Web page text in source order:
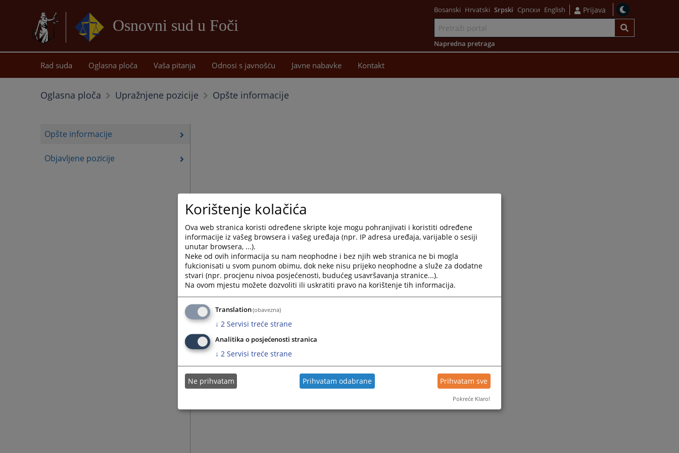
Osnovni sud u Foči
sadržaj
Bosanski Hrvatski Srpski Српски English Prijava
Napredna pretraga
Rad suda Oglasna ploča Vaša pitanja Odnosi s javnošću Javne nabavke Kontakt
Oglasna ploča Upražnjene pozicije Opšte informacije
Opšte informacije
Objavljene pozicije
Korištenje kolačića
Ova web stranica koristi određene skripte koje mogu pohranjivati i koristiti određene
informacije iz vašeg browsera i vašeg uređaja (npr. IP adresa uređaja, varijable o sesiji
unutar browsera, ...).
Neke od ovih informacija su nam neophodne i bez njih web stranica ne bi mogla
fukcionisati u svom punom obimu, dok neke nisu prijeko neophodne a služe za dodatne
stvari (npr. procjenu nivoa posjećenosti, budućeg usavršavanja stranice...).
Na ovom mjestu možete dozvoliti ili uskratiti pravo na korištenje tih informacija.
Translation(obavezna)
↓ 2 Servisi treće strane
Analitika o posjećenosti stranica
↓ 2 Servisi treće strane
Ne prihvatam Prihvatam odabrane Prihvatam sve
Pokreće Klaro!